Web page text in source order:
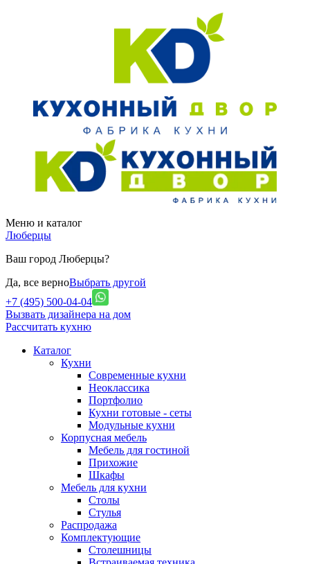
Меню и каталог
Люберцы
Ваш город Люберцы?
Да, все верноВыбрать другой
+7 (495) 500-04-04
Вызвать дизайнера на дом
Рассчитать кухню
Каталог
Кухни
Современные кухни
Неоклассика
Портфолио
Кухни готовые - сеты
Модульные кухни
Корпусная мебель
Мебель для гостиной
Прихожие
Шкафы
Мебель для кухни
Столы
Стулья
Распродажа
Комплектующие
Столешницы